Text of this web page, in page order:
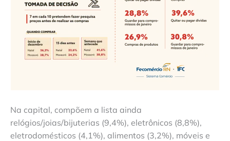
Na capital, compõem a lista ainda
relógios/joias/bijuterias (9,4%), eletrônicos (8,8%),
eletrodomésticos (4,1%), alimentos (3,2%), móveis e